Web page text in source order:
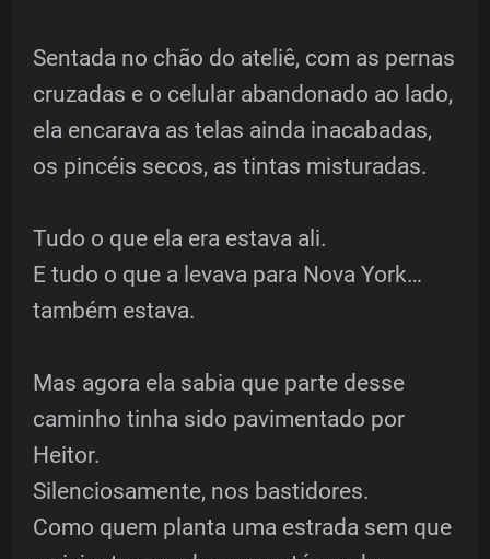
Sentada no chão do ateliê, com as pernas
cruzadas e o celular abandonado ao lado,
ela encarava as telas ainda inacabadas,
os pincéis secos, as tintas misturadas.
Tudo o que ela era estava ali.
E tudo o que a levava para Nova York…
também estava.
Mas agora ela sabia que parte desse
caminho tinha sido pavimentado por
Heitor.
Silenciosamente, nos bastidores.
Como quem planta uma estrada sem que